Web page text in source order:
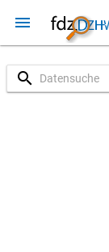
menu
search